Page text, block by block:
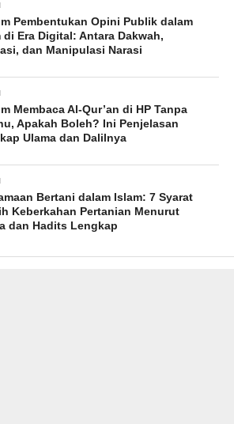
Pembentukan Opini Publik dalam
di Era Digital: Antara Dakwah,
dan Manipulasi Narasi
Membaca Al-Qur’an di HP Tanpa
Apakah Boleh? Ini Penjelasan
Ulama dan Dalilnya
Bertani dalam Islam: 7 Syarat
Keberkahan Pertanian Menurut
dan Hadits Lengkap